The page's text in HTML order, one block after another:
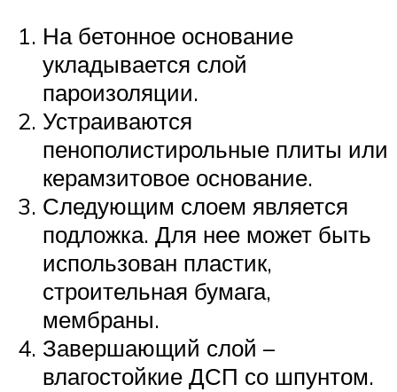
На бетонное основание
укладывается слой
пароизоляции.
Устраиваются
пенополистирольные плиты или
керамзитовое основание.
Следующим слоем является
подложка. Для нее может быть
использован пластик,
строительная бумага,
мембраны.
Завершающий слой –
влагостойкие ДСП со шпунтом.